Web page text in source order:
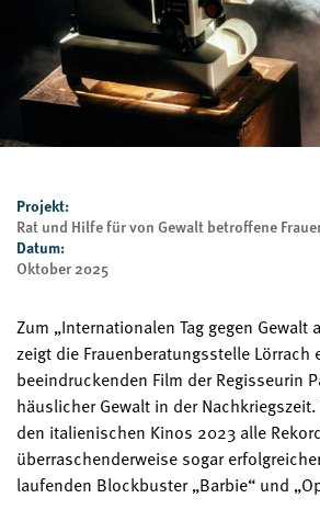
Projekt:
Rat und Hilfe für von Gewalt betroffene
Datum:
Oktober 2025
Zum „Internationalen Tag gegen Gewalt
zeigt die Frauenberatungsstelle Lörrach
beeindruckenden Film der Regisseurin
häuslicher Gewalt in der
den italienischen Kinos 2023 alle
überraschenderweise sogar
laufenden Blockbuster „Barbie“ und